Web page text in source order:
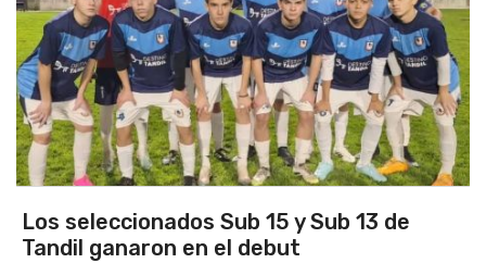
de
Santamarina recibe a San
sábado y el árbitro será Marcos